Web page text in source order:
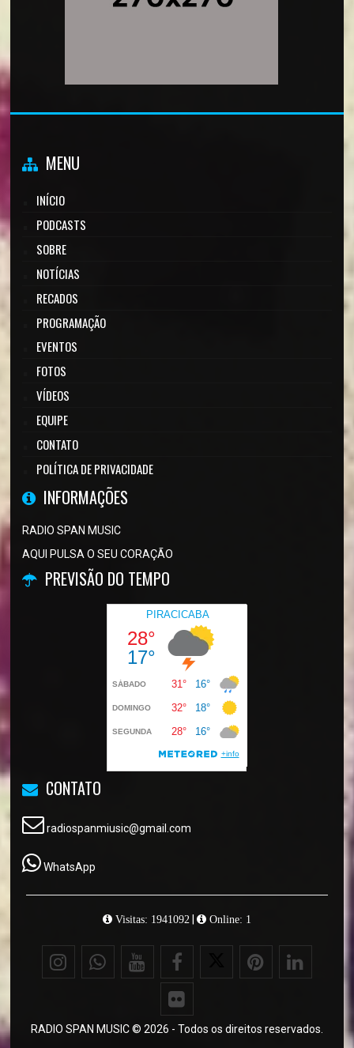
MENU
INÍCIO
PODCASTS
SOBRE
NOTÍCIAS
RECADOS
PROGRAMAÇÃO
EVENTOS
FOTOS
VÍDEOS
EQUIPE
CONTATO
POLÍTICA DE PRIVACIDADE
INFORMAÇÕES
RADIO SPAN MUSIC
AQUI PULSA O SEU CORAÇÃO
PREVISÃO DO TEMPO
CONTATO
radiospanmiusic@gmail.com
WhatsApp
Visitas: 1941092 Online: 1
RADIO SPAN MUSIC © 2026 - Todos os direitos reservados.